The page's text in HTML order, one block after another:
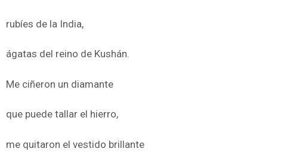
rubíes de la India,
ágatas del reino de Kushán.
Me ciñeron un diamante
que puede tallar el hierro,
me quitaron el vestido brillante